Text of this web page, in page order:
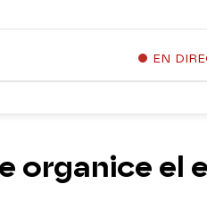
EN
organice el